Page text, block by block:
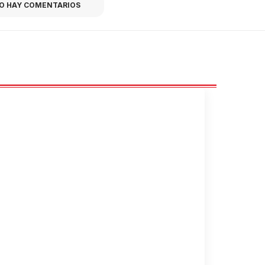
HAY COMENTARIOS